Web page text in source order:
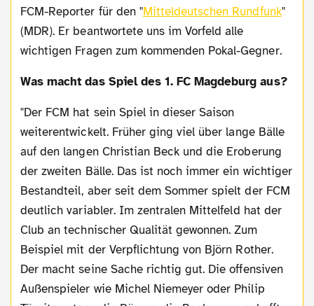
FCM-Reporter für den "Mitteldeutschen Rundfunk"
(MDR). Er beantwortete uns im Vorfeld alle
wichtigen Fragen zum kommenden Pokal-Gegner.
Was macht das Spiel des 1. FC Magdeburg aus?
"Der FCM hat sein Spiel in dieser Saison
weiterentwickelt. Früher ging viel über lange Bälle
auf den langen Christian Beck und die Eroberung
der zweiten Bälle. Das ist noch immer ein wichtiger
Bestandteil, aber seit dem Sommer spielt der FCM
deutlich variabler. Im zentralen Mittelfeld hat der
Club an technischer Qualität gewonnen. Zum
Beispiel mit der Verpflichtung von Björn Rother.
Der macht seine Sache richtig gut. Die offensiven
Außenspieler wie Michel Niemeyer oder Philip